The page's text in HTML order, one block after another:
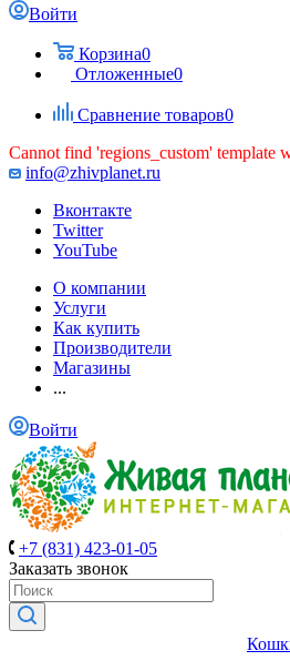
Войти
Корзина0
Отложенные0
Сравнение товаров0
Cannot find 'regions_custom' template
info@zhivplanet.ru
Вконтакте
Twitter
YouTube
О компании
Услуги
Как купить
Производители
Магазины
...
Войти
+7 (831) 423-01-05
Заказать звонок